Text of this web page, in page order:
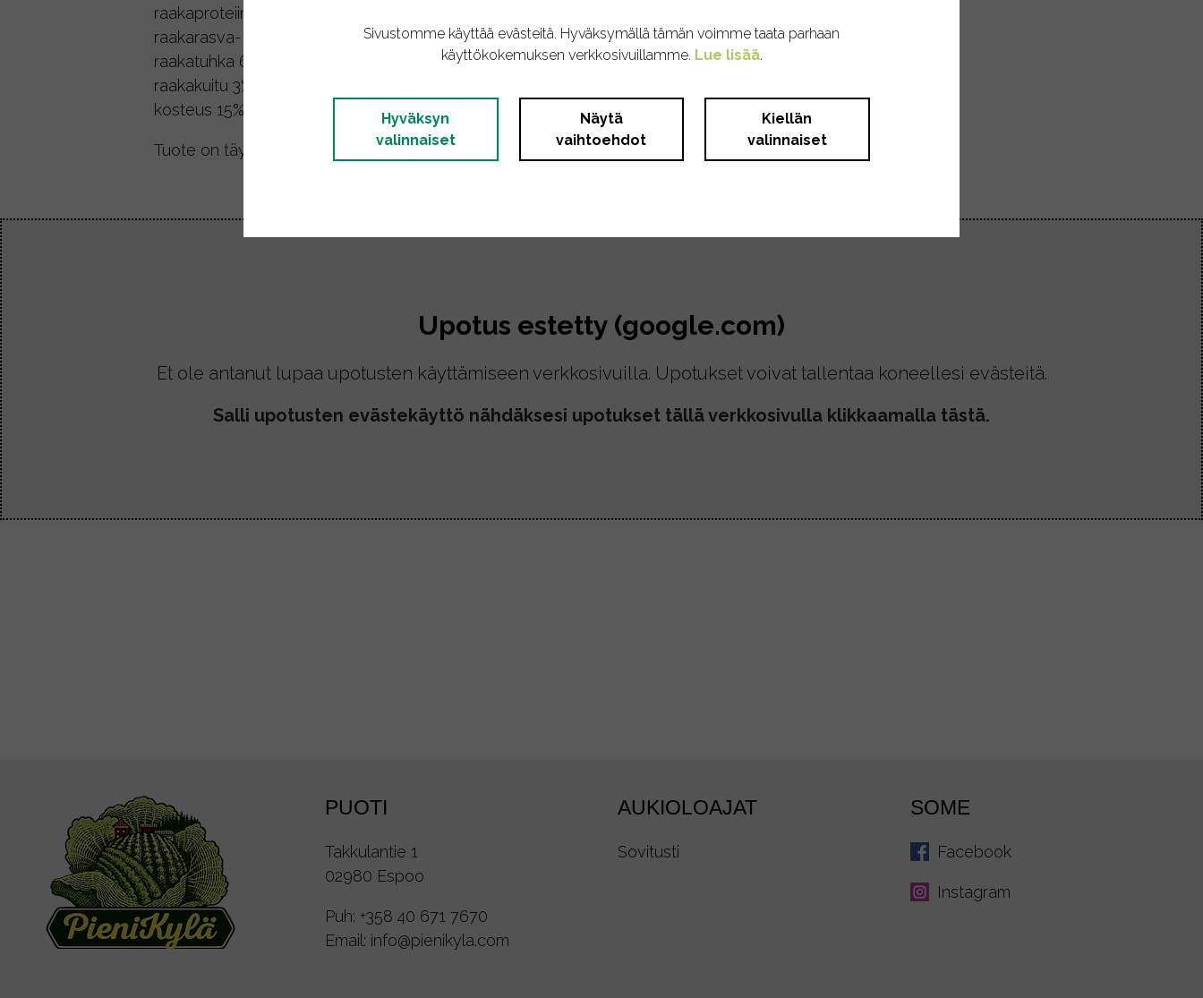
raakaproteiini 46%
raakarasva- ja öljy 21,5%
raakatuhka 6,5%
raakakuitu 3%
kosteus 15%
Tuote on täydennysravinto koirille.
Upotus estetty (google.com)
Et ole antanut lupaa upotusten käyttämiseen verkkosivuilla. Upotukset voivat tallentaa koneellesi evästeitä.
Salli upotusten evästekäyttö nähdäksesi upotukset tällä verkkosivulla klikkaamalla tästä.
PUOTI
Takkulantie 1
02980 Espoo
Puh: +358 40 671 7670
Email: info@pienikyla.com
AUKIOLOAJAT
Sovitusti
SOME
Facebook
Instagram
Sivustomme käyttää evästeitä. Hyväksymällä tämän voimme taata parhaan
käyttökokemuksen verkkosivuillamme. Lue lisää.
Hyväksyn
valinnaiset
Näytä
vaihtoehdot
Kiellän
valinnaiset